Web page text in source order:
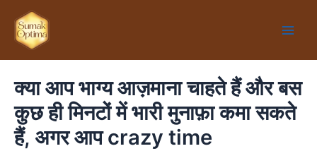
konten
क्या आप भाग्य आज़माना चाहते हैं और बस
कुछ ही मिनटों में भारी मुनाफ़ा कमा सकते
हैं, अगर आप crazy time